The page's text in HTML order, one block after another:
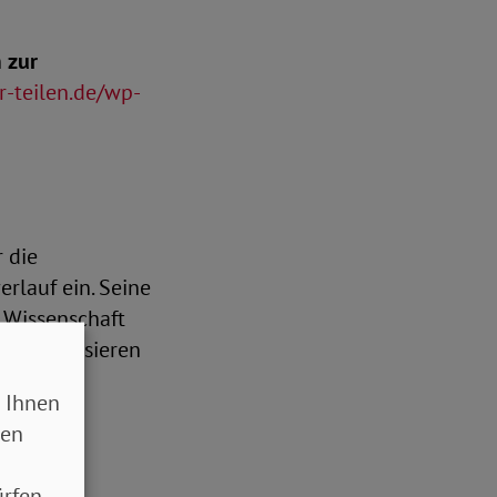
zur
teilen.de/wp-
die
ein. Seine
sensibilisieren